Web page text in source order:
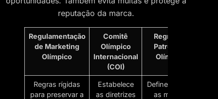
reputação da marca.
Regulamentação
de Marketing
Olímpico
Comitê
Olímpico
Internacional
(COI)
Regras de
Patrocínio
Olímpico
Regras rígidas
para preservar a
Estabelece
as diretrizes
Definem o que
as marcas